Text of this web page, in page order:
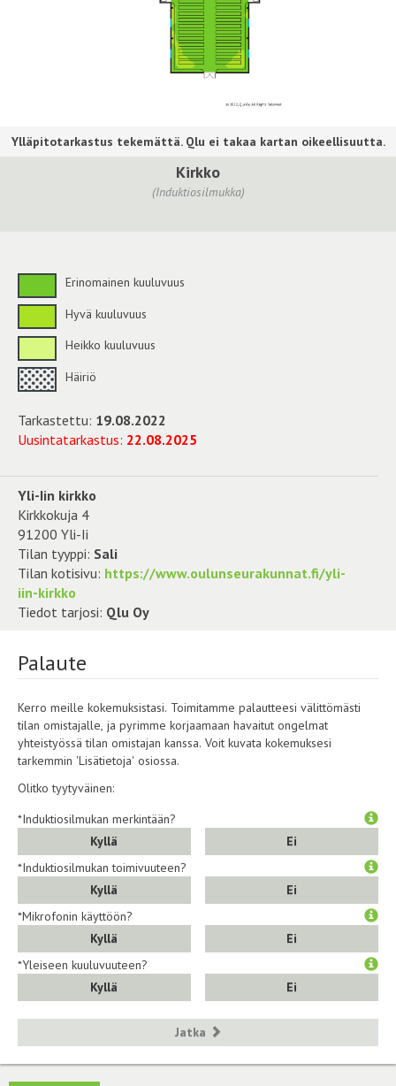
Kirkko
(Induktiosilmukka)
Erinomainen kuuluvuus
Hyvä kuuluvuus
Heikko kuuluvuus
Häiriö
Tarkastettu: 19.08.2022
Uusintatarkastus: 22.08.2025
Yli-Iin kirkko
Kirkkokuja 4
91200 Yli-Ii
Tilan tyyppi: Sali
Tilan kotisivu: https://www.oulunseurakunnat.fi/yli-
iin-kirkko
Tiedot tarjosi: Qlu Oy
Palaute
Kerro meille kokemuksistasi. Toimitamme palautteesi välittömästi
tilan omistajalle, ja pyrimme korjaamaan havaitut ongelmat
yhteistyössä tilan omistajan kanssa. Voit kuvata kokemuksesi
tarkemmin 'Lisätietoja' osiossa.
Olitko tyytyväinen:
*Induktiosilmukan merkintään?
Kyllä
Ei
*Induktiosilmukan toimivuuteen?
Kyllä
Ei
*Mikrofonin käyttöön?
Kyllä
Ei
*Yleiseen kuuluvuuteen?
Kyllä
Ei
Jatka